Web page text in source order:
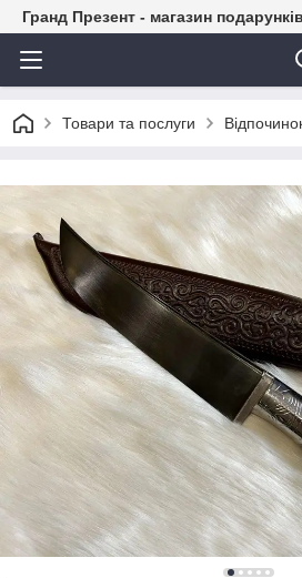
Гранд Презент - магазин
Товари та послуги